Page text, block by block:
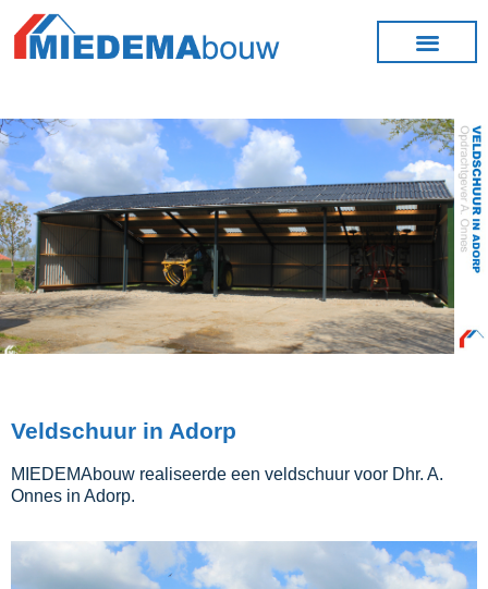
Veldschuur in Adorp
MIEDEMAbouw realiseerde een veldschuur voor Dhr. A.
Onnes in Adorp.